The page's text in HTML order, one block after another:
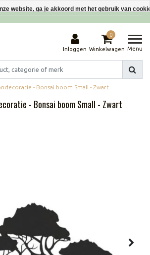
van gerecyclede materialen
Inloggen
0
Winkelwagen Menu
- Bonsai boom Small - Zwart
- Bonsai boom Small - Zwart
website, ga je akkoord met het gebruik van